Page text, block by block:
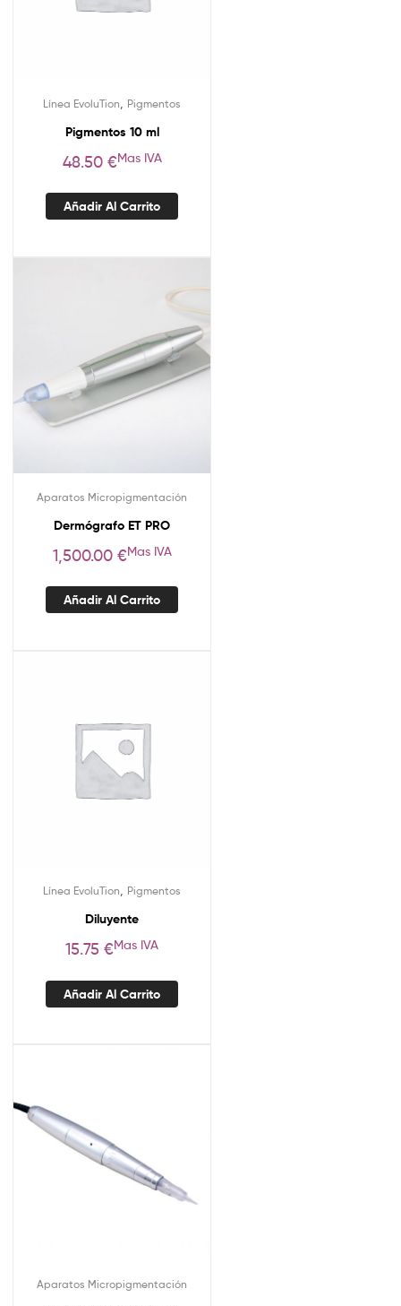
Línea EvoluTion Pigmentos
Pigmentos 10 ml
48.50 €Mas IVA
Añadir Al Carrito
Aparatos Micropigmentación
Dermógrafo ET PRO
1,500.00 €Mas IVA
Añadir Al Carrito
Línea EvoluTion Pigmentos
Diluyente
15.75 €Mas IVA
Añadir Al Carrito
Aparatos Micropigmentación